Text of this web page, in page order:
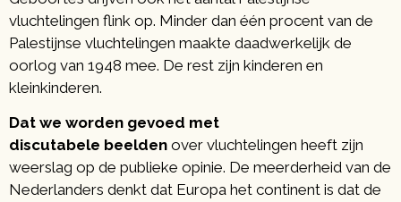
vluchtelingen flink op. Minder dan één procent van de
Palestijnse vluchtelingen maakte daadwerkelijk de
oorlog van 1948 mee. De rest zijn kinderen en
kleinkinderen.
Dat we worden gevoed met
discutabele beelden over vluchtelingen heeft zijn
weerslag op de publieke opinie. De meerderheid van de
Nederlanders denkt dat Europa het continent is dat de